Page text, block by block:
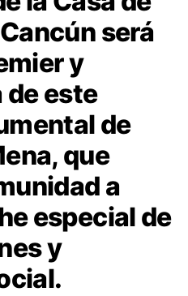
será
y
de este
de
que
a
especial de
y